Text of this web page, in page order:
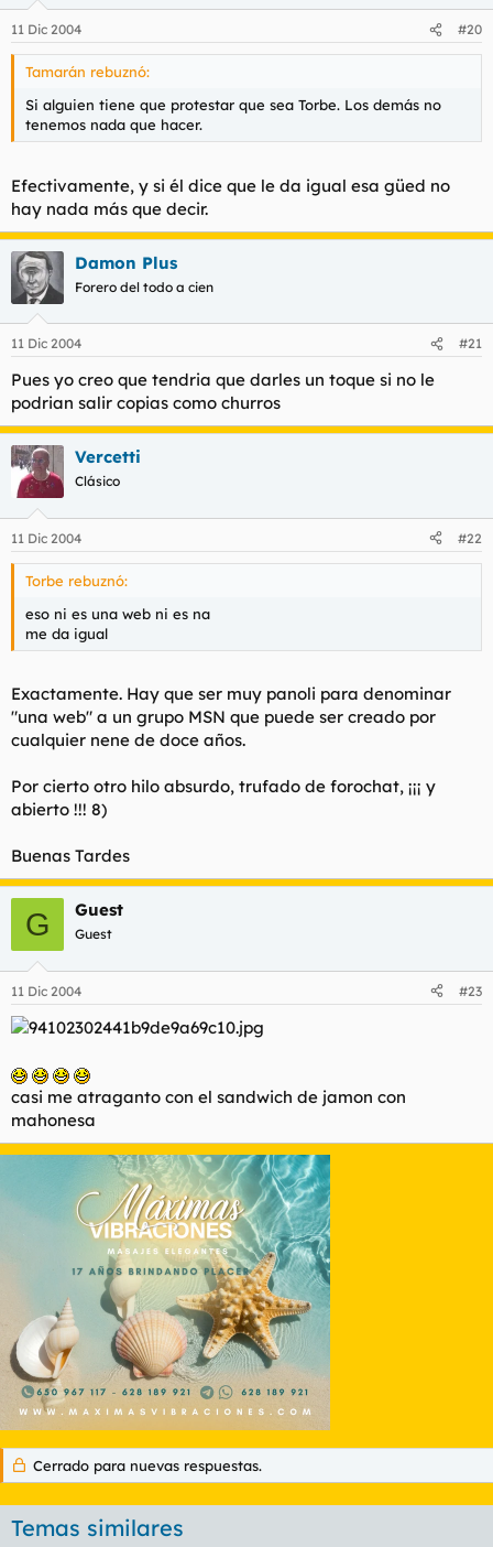
11 Dic 2004 #20
Tamarán rebuznó:
Si alguien tiene que protestar que sea Torbe. Los demás no
tenemos nada que hacer.
Efectivamente, y si él dice que le da igual esa güed no
hay nada más que decir.
Damon Plus
Forero del todo a cien
11 Dic 2004 #21
Pues yo creo que tendria que darles un toque si no le
podrian salir copias como churros
Vercetti
Clásico
11 Dic 2004 #22
Torbe rebuznó:
eso ni es una web ni es na
me da igual
Exactamente. Hay que ser muy panoli para denominar
"una web" a un grupo MSN que puede ser creado por
cualquier nene de doce años.
Por cierto otro hilo absurdo, trufado de forochat, ¡¡¡ y
abierto !!! 8)
Buenas Tardes
G Guest
Guest
11 Dic 2004 #23
casi me atraganto con el sandwich de jamon con
mahonesa
Cerrado para nuevas respuestas.
Temas similares